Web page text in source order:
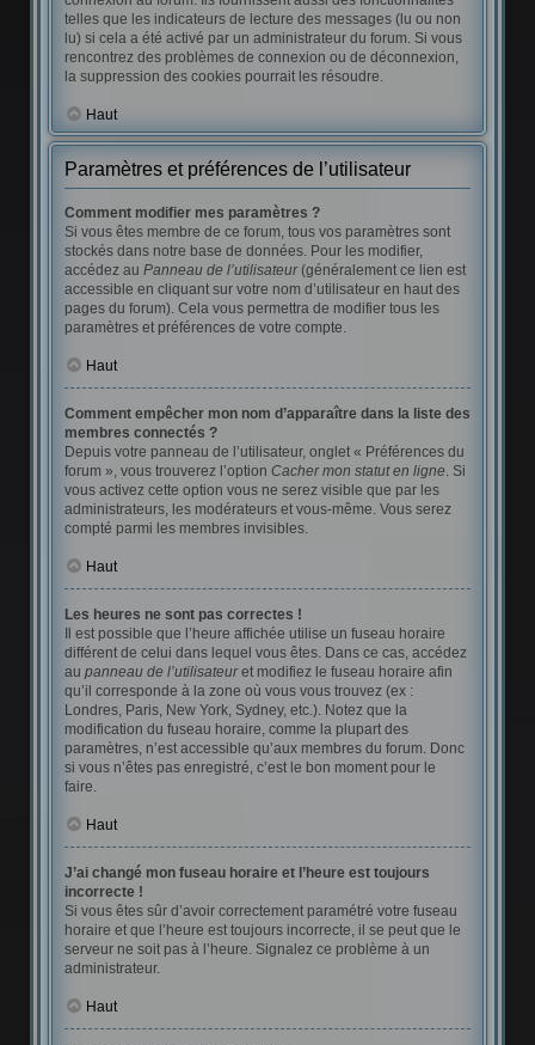
telles que les indicateurs de lecture des messages (lu ou non
lu) si cela a été activé par un administrateur du forum. Si vous
rencontrez des problèmes de connexion ou de déconnexion,
la suppression des cookies pourrait les résoudre.
Haut
Paramètres et préférences de l’utilisateur
Comment modifier mes paramètres ?
Si vous êtes membre de ce forum, tous vos paramètres sont
stockés dans notre base de données. Pour les modifier,
accédez au Panneau de l’utilisateur(généralement ce lien est
accessible en cliquant sur votre nom d’utilisateur en haut des
pages du forum). Cela vous permettra de modifier tous les
paramètres et préférences de votre compte.
Haut
Comment empêcher mon nom d’apparaître dans la liste des
membres connectés ?
Depuis votre panneau de l’utilisateur, onglet « Préférences du
forum », vous trouverez l’option Cacher mon statut en ligne. Si
vous activez cette option vous ne serez visible que par les
administrateurs, les modérateurs et vous-même. Vous serez
compté parmi les membres invisibles.
Haut
Les heures ne sont pas correctes !
Il est possible que l’heure affichée utilise un fuseau horaire
différent de celui dans lequel vous êtes. Dans ce cas, accédez
au panneau de l’utilisateuret modifiez le fuseau horaire afin
qu’il corresponde à la zone où vous vous trouvez (ex :
Londres, Paris, New York, Sydney, etc.). Notez que la
modification du fuseau horaire, comme la plupart des
paramètres, n’est accessible qu’aux membres du forum. Donc
si vous n’êtes pas enregistré, c’est le bon moment pour le
faire.
Haut
J’ai changé mon fuseau horaire et l’heure est toujours
incorrecte !
Si vous êtes sûr d’avoir correctement paramétré votre fuseau
horaire et que l’heure est toujours incorrecte, il se peut que le
serveur ne soit pas à l’heure. Signalez ce problème à un
administrateur.
Haut